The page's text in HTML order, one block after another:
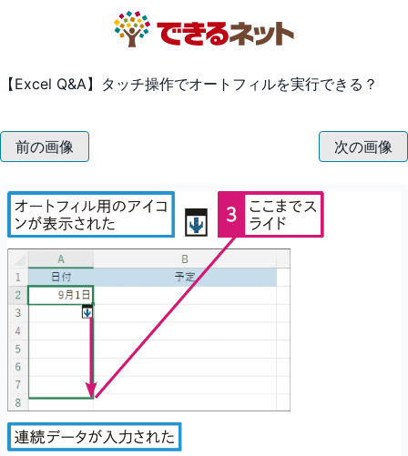
【Excel Q&A】タッチ操作でオートフィルを実行できる？
前の画像 次の画像